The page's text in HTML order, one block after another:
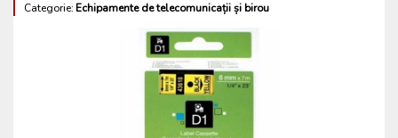
Categorie:Echipamente de telecomunicații și birou